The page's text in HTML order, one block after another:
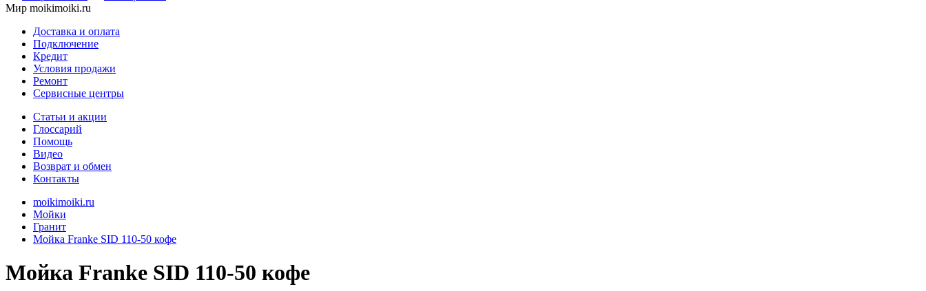
Мир moikimoiki.ru
Доставка и оплата
Подключение
Кредит
Условия продажи
Ремонт
Сервисные центры
Статьи и акции
Глоссарий
Помощь
Видео
Возврат и обмен
Контакты
moikimoiki.ru
Мойки
Гранит
Мойка Franke SID 110-50 кофе
Мойка Franke SID 110-50 кофе